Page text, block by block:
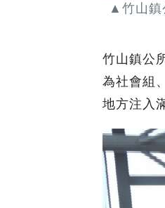
▲竹山鎮
竹山鎮公
為社會組
地方注入